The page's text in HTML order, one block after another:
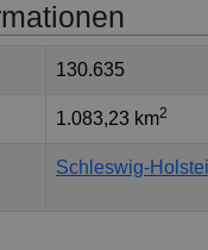
130.635
1.083,23 km2
Schleswig-